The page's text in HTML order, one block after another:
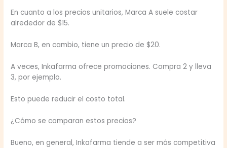
En cuanto a los precios unitarios, Marca A suele costar
alrededor de $15.
Marca B, en cambio, tiene un precio de $20.
A veces, Inkafarma ofrece promociones. Compra 2 y lleva
3, por ejemplo.
Esto puede reducir el costo total.
¿Cómo se comparan estos precios?
Bueno, en general, Inkafarma tiende a ser más competitiva